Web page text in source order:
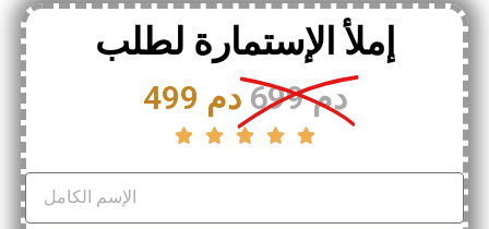
إملأ الإستمارة لطلب
499 دم 699 دم
    